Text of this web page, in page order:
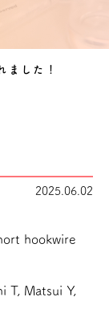
した！
2025.06.02
hookwire
T, Matsui Y,